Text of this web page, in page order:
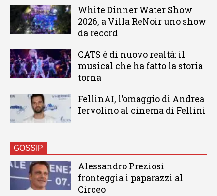
White Dinner Water Show
2026, a Villa ReNoir uno show
da record
CATS è di nuovo realtà: il
musical che ha fatto la storia
torna
FellinAI, l’omaggio di Andrea
Iervolino al cinema di Fellini
GOSSIP
Alessandro Preziosi
fronteggia i paparazzi al
Circeo